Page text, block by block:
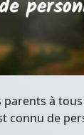
à
connu de